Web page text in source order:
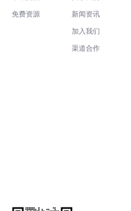
免费资源
新闻资讯
加入我们
渠道合作